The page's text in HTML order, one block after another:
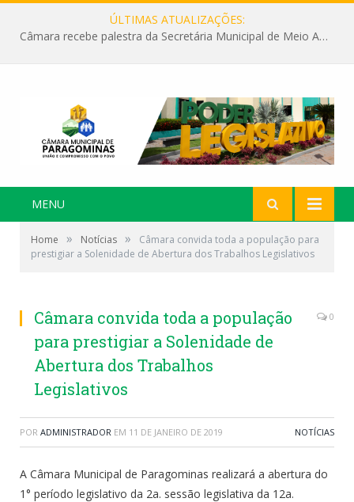
ÚLTIMAS ATUALIZAÇÕES:
Câmara recebe palestra da Secretária Municipal de Meio Ambiente sobre as ações da “SEMANA DO MEIO AMBIENTE”
MENU
Home » Notícias »
Câmara convida toda a população para
prestigiar a Solenidade de Abertura dos Trabalhos Legislativos
Câmara convida toda a população
para prestigiar a Solenidade de
Abertura dos Trabalhos
Legislativos
0
POR ADMINISTRADOR EM 11 DE JANEIRO DE 2019 NOTÍCIAS
A Câmara Municipal de Paragominas realizará a abertura do
1° período legislativo da 2a. sessão legislativa da 12a.